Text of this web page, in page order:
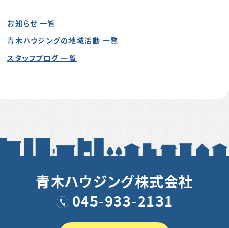
お知らせ 一覧
青木ハウジングの地域活動 一覧
スタッフブログ 一覧
青木ハウジング株式会社
045-933-2131